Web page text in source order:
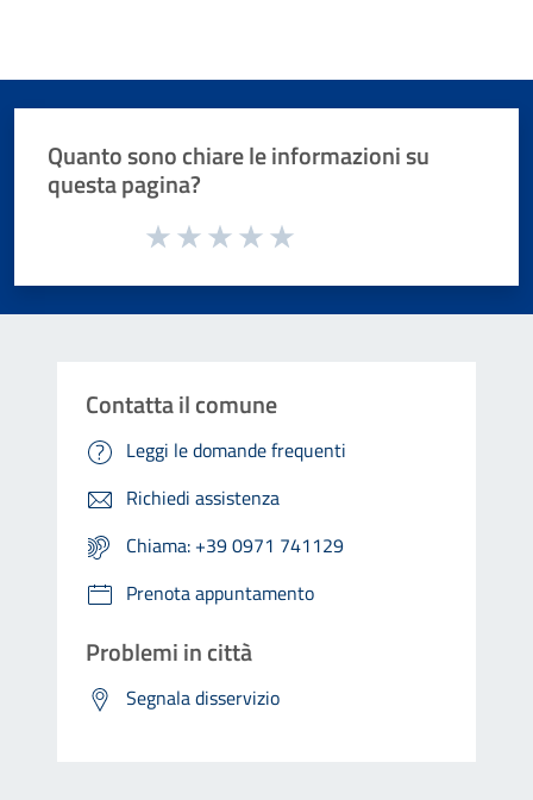
Quanto sono chiare le informazioni su
questa pagina?
Valuta da 1 a 5 stelle la pagina
Contatta il comune
Leggi le domande frequenti
Richiedi assistenza
Chiama: +39 0971 741129
Prenota appuntamento
Problemi in città
Segnala disservizio